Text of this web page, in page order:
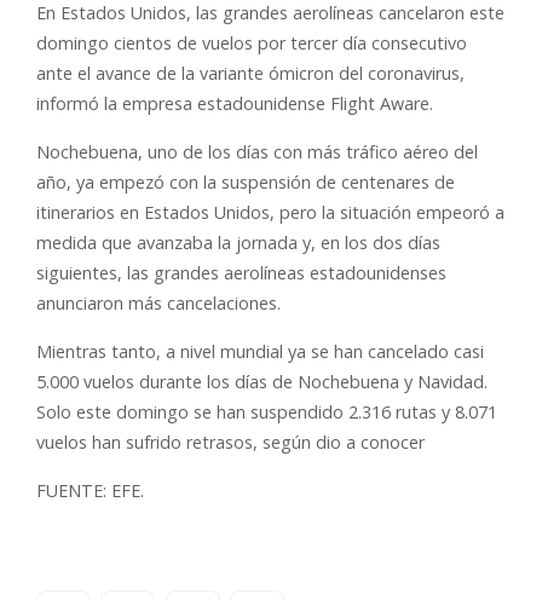
En Estados Unidos, las grandes aerolíneas cancelaron este
domingo cientos de vuelos por tercer día consecutivo
ante el avance de la variante ómicron del coronavirus,
informó la empresa estadounidense Flight Aware.
Nochebuena, uno de los días con más tráfico aéreo del
año, ya empezó con la suspensión de centenares de
itinerarios en Estados Unidos, pero la situación empeoró a
medida que avanzaba la jornada y, en los dos días
siguientes, las grandes aerolíneas estadounidenses
anunciaron más cancelaciones.
Mientras tanto, a nivel mundial ya se han cancelado casi
5.000 vuelos durante los días de Nochebuena y Navidad.
Solo este domingo se han suspendido 2.316 rutas y 8.071
vuelos han sufrido retrasos, según dio a conocer
FUENTE: EFE.